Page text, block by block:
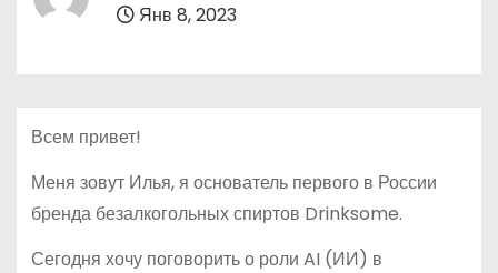
Янв 8, 2023
Всем привет!
Меня зовут Илья, я основатель первого в России
бренда безалкогольных спиртов Drinksome.
Сегодня хочу поговорить о роли AI (ИИ) в